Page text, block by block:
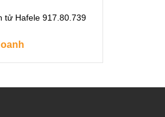
tử Hafele 917.80.739